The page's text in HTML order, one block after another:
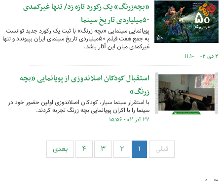
«بچه‌زرنگ» یک رکورد تازه زد/ تنها غیرکمدی
۵۰میلیاردی تاریخ سینما
پویانمایی سینمایی «بچه زرنگ» با ثبت یک رکورد جدید توانست
به جمع هفت فیلم ۵۰میلیاردی تاریخ سینمای ایران بپیوندد و تنها
غیرکمدی میان این آثار باشد.
۲ دی ۰۲ - ۱۱:۱۰
استقبال کودکان اصلاندوزی از پویانمایی «بچه
زرنگ»
با استقرار سینما سیار، کودکان اصلاندوزی اولین حضور خود در
سینما را با اکران پویانمایی بچه زرنگ تجربه کردند.
۲۲ آذر ۰۲ - ۱۵:۵۶
قبلی ۱ ۲ ۳ ۴ بعدی